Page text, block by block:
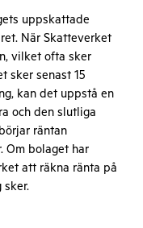
uppskattade
När Skatteverket
vilket ofta sker
sker senast 15
kan det uppstå en
och den slutliga
räntan
Om bolaget har
att räkna ränta på
sker.